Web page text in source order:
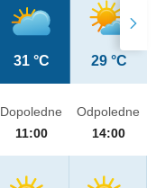
31 °C 29 °C
Dopoledne
11:00
Odpoledne
14:00